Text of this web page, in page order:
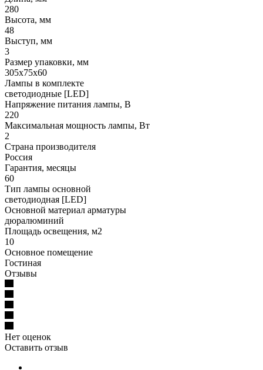
280
Высота, мм
48
Выступ, мм
3
Размер упаковки, мм
305x75x60
Лампы в комплекте
светодиодные [LED]
Напряжение питания лампы, В
220
Максимальная мощность лампы, Вт
2
Страна производителя
Россия
Гарантия, месяцы
60
Тип лампы основной
светодиодная [LED]
Основной материал арматуры
дюралюминий
Площадь освещения, м2
10
Основное помещение
Гостиная
Отзывы
Нет оценок
Оставить отзыв